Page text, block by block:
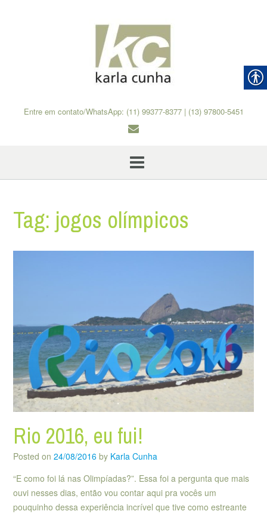
Entre em contato/WhatsApp: (11) 99377-8377 | (13) 97800-5451
Tag: jogos olímpicos
Rio 2016, eu fui!
Posted on 24/08/2016 by Karla Cunha
“E como foi lá nas Olimpíadas?”. Essa foi a pergunta que mais
ouvi nesses dias, então vou contar aqui pra vocês um
pouquinho dessa experiência incrível que tive como estreante